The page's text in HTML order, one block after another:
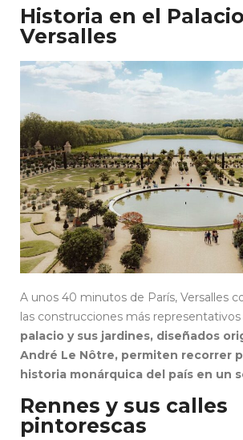
Historia en el
Versalles
A unos 40 minutos de París, Versalles
las construcciones más representativos
palacio y sus jardines, diseñados
André Le Nôtre, permiten recorrer
historia monárquica del país en un
Rennes y sus calles
pintorescas